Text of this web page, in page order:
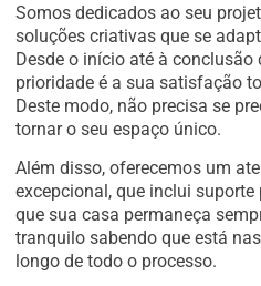
Somos dedicados ao seu
soluções criativas que se
Desde o início até à conclusão
prioridade é a sua satisfação
Deste modo, não precisa se
tornar o seu espaço único.
Além disso, oferecemos um
excepcional, que inclui
que sua casa permaneça
tranquilo sabendo que está
longo de todo o processo.